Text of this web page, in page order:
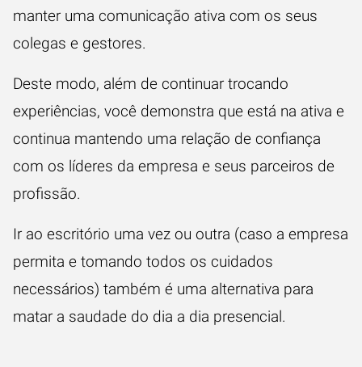
manter uma comunicação ativa com os seus
colegas e gestores.
Deste modo, além de continuar trocando
experiências, você demonstra que está na ativa e
continua mantendo uma relação de confiança
com os líderes da empresa e seus parceiros de
profissão.
Ir ao escritório uma vez ou outra (caso a empresa
permita e tomando todos os cuidados
necessários) também é uma alternativa para
matar a saudade do dia a dia presencial.